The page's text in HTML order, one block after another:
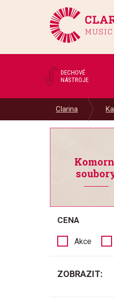
DECHOVÉ
NÁSTROJE
Clarina
CENA
Akce
ZOBRAZIT: